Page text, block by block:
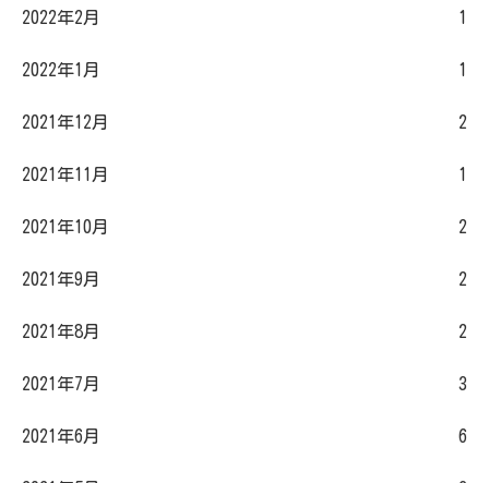
2022年2月 1
2022年1月 1
2021年12月 2
2021年11月 1
2021年10月 2
2021年9月 2
2021年8月 2
2021年7月 3
2021年6月 6